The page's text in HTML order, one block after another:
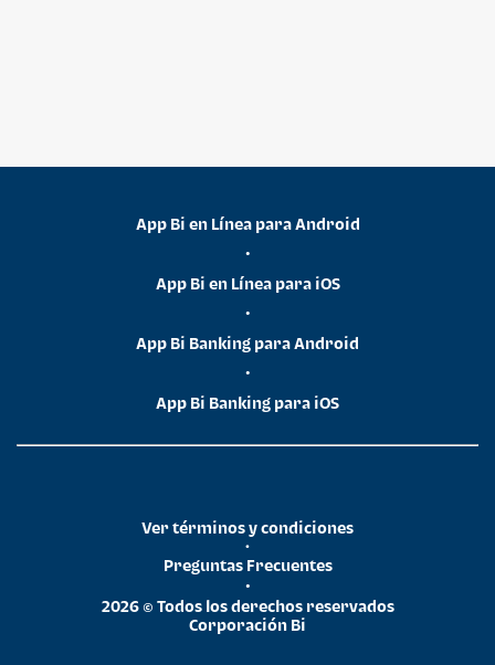
App Bi en Línea para Android
•
App Bi en Línea para iOS
•
App Bi Banking para Android
•
App Bi Banking para iOS
2026 © Todos los derechos reservados
Corporación Bi
•
Preguntas Frecuentes
•
Ver términos y condiciones